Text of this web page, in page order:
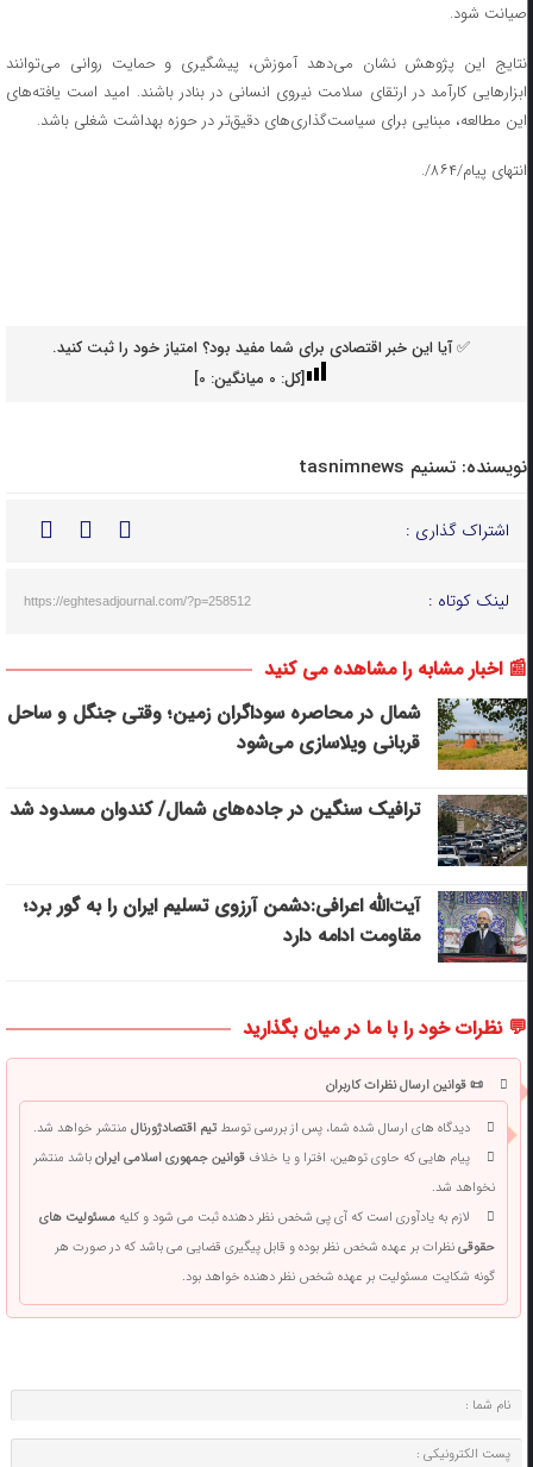
صیانت شود.
نتایج این پژوهش نشان می‌دهد آموزش، پیشگیری و حمایت روانی می‌توانند
ابزارهایی کارآمد در ارتقای سلامت نیروی انسانی در بنادر باشند. امید است یافته‌های
این مطالعه، مبنایی برای سیاست‌گذاری‌های دقیق‌تر در حوزه بهداشت شغلی باشد.
انتهای پیام/۸۶۴/.
✅ آیا این خبر اقتصادی برای شما مفید بود؟ امتیاز خود را ثبت کنید.
[کل: 0میانگین: 0
]
نویسنده: تسنیم tasnimnews
اشتراک گذاری :
لینک کوتاه : https://eghtesadjournal.com/?p=258512
📰 اخبار مشابه را مشاهده می کنید
شمال در محاصره سوداگران زمین؛ وقتی جنگل و ساحل
قربانی ویلاسازی می‌شود
ترافیک سنگین در جاده‌های شمال/ کندوان مسدود شد
آیت‌الله اعرافی:دشمن آرزوی تسلیم ایران را به گور برد؛
مقاومت ادامه دارد
💬 نظرات خود را با ما در میان بگذارید
📜 قوانین ارسال نظرات کاربران
دیدگاه های ارسال شده شما، پس از بررسی توسطتیم اقتصادژورنالمنتشر خواهد شد.
پیام هایی که حاوی توهین، افترا و یا خلافقوانین جمهوری اسلامی ایرانباشد منتشر
نخواهد شد.
لازم به یادآوری است که آی پی شخص نظر دهنده ثبت می شود و کلیهمسئولیت های
حقوقینظرات بر عهده شخص نظر بوده و قابل پیگیری قضایی می باشد که در صورت هر
گونه شکایت مسئولیت بر عهده شخص نظر دهنده خواهد بود.